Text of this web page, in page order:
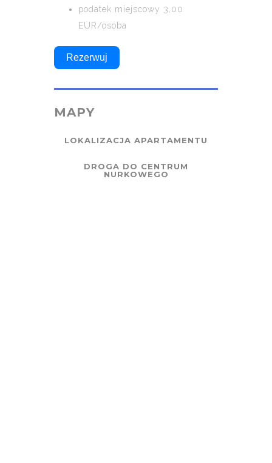
podatek miejscowy 3,00
EUR/osoba
Rezerwuj
MAPY
LOKALIZACJA APARTAMENTU
DROGA DO CENTRUM
NURKOWEGO